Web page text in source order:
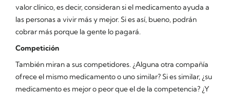
valor clínico, es decir, consideran si el medicamento ayuda a
las personas a vivir más y mejor. Si es así, bueno, podrán
cobrar más porque la gente lo pagará.
Competición
También miran a sus competidores. ¿Alguna otra compañía
ofrece el mismo medicamento o uno similar? Si es similar, ¿su
medicamento es mejor o peor que el de la competencia? ¿Y